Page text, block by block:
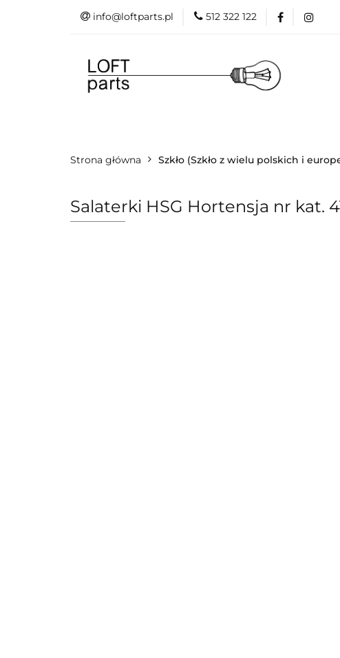
info@loftparts.pl 512 322 122
Promo
Kategorie
Katalogi Blog
Strona główna Szkło (Szkło z wielu polskich i
Salaterki HSG Hortensja nr kat.